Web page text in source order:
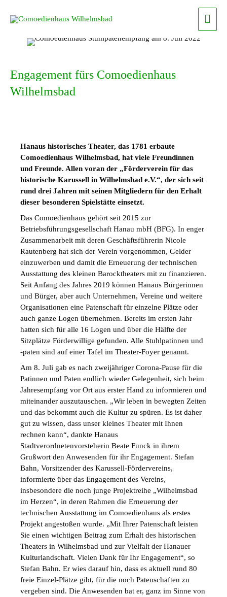
Inhalt
Engagement fürs Comoedienhaus
Wilhelmsbad
Hanaus historisches Theater, das 1781 erbaute
Comoedienhaus Wilhelmsbad, hat viele Freundinnen
und Freunde. Allen voran der „Förderverein für das
historische Karussell in Wilhelmsbad e.V.“, der sich seit
rund drei Jahren mit seinen Mitgliedern für den Erhalt
dieser besonderen Spielstätte einsetzt.
Das Comoedienhaus gehört seit 2015 zur
Betriebsführungsgesellschaft Hanau mbH (BFG). In enger
Zusammenarbeit mit deren Geschäftsführerin Nicole
Rautenberg hat sich der Verein vorgenommen, Gelder
einzuwerben und damit die Erneuerung der technischen
Ausstattung des kleinen Barocktheaters mit zu finanzieren.
Seit Anfang des Jahres 2019 können Hanaus Bürgerinnen
und Bürger, aber auch Unternehmen, Vereine und weitere
Organisationen eine Patenschaft für einzelne Plätze oder
auch ganze Logen übernehmen. Bereits im ersten Jahr
hatten sich für alle 16 Logen und über die Hälfte der
Sitzplätze Förderwillige gefunden. Alle Stuhlpatinnen und
-paten sind auf einer Tafel im Theater-Foyer genannt.
Am 8. Juli gab es nach zweijähriger Corona-Pause für die
Patinnen und Paten endlich wieder Gelegenheit, sich beim
Jahresempfang vor Ort aus erster Hand zu informieren und
miteinander auszutauschen. „Wir leben in bewegten Zeiten
und das bekommt auch die Kultur zu spüren. Es ist daher
gut zu wissen, dass unser kleines Theater mit Ihnen
rechnen kann“, dankte Hanaus
Stadtverordnetenvorsteherin Beate Funck in ihrem
Grußwort den Anwesenden für ihr Engagement. Stefan
Bahn, Vorsitzender des Karussell-Fördervereins,
informierte über das Engagement des Vereins,
insbesondere die noch junge Projektreihe „Wilhelmsbad
im Herzen“, in deren Rahmen die Erneuerung der
technischen Ausstattung im Comoedienhaus als erstes
Projekt angestoßen wurde. „Mit Ihrer Patenschaft leisten
Sie einen wichtigen Beitrag zum Erhalt des historischen
Theaters in Wilhelmsbad und zur Vielfalt der Hanauer
Kulturlandschaft. Vielen Dank für Ihr Engagement“, so
Stefan Bahn. Er wies darauf hin, dass es aktuell rund 80
freie Einzel-Plätze gibt, für die noch Patenschaften zu
vergeben sind. Die Anwesenden bat er, ganz im Sinne von